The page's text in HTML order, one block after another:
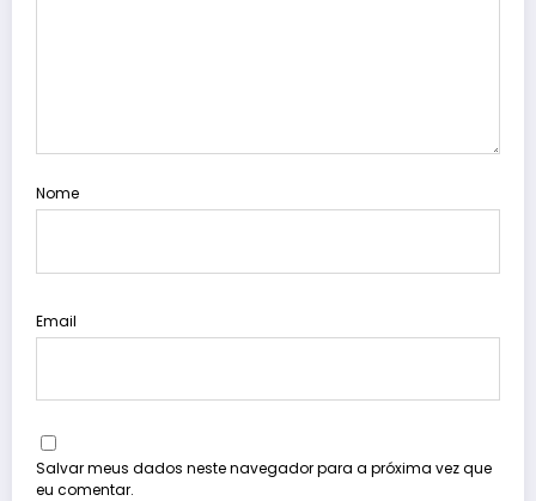
Nome
Email
Salvar meus dados neste navegador para a próxima vez que
eu comentar.